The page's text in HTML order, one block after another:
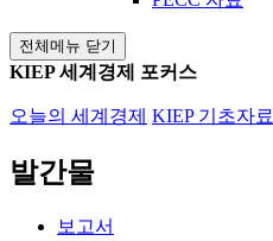
전체메뉴 닫기
KIEP 세계경제 포커스
오늘의 세계경제 KIEP 기초자료
발간물
보고서